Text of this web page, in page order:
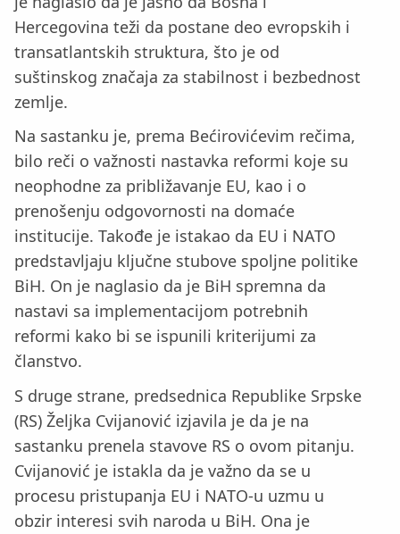
Hercegovina teži da postane deo evropskih i
transatlantskih struktura, što je od
suštinskog značaja za stabilnost i bezbednost
zemlje.
Na sastanku je, prema Bećirovićevim rečima,
bilo reči o važnosti nastavka reformi koje su
neophodne za približavanje EU, kao i o
prenošenju odgovornosti na domaće
institucije. Takođe je istakao da EU i NATO
predstavljaju ključne stubove spoljne politike
BiH. On je naglasio da je BiH spremna da
nastavi sa implementacijom potrebnih
reformi kako bi se ispunili kriterijumi za
članstvo.
S druge strane, predsednica Republike Srpske
(RS) Željka Cvijanović izjavila je da je na
sastanku prenela stavove RS o ovom pitanju.
Cvijanović je istakla da je važno da se u
procesu pristupanja EU i NATO-u uzmu u
obzir interesi svih naroda u BiH. Ona je